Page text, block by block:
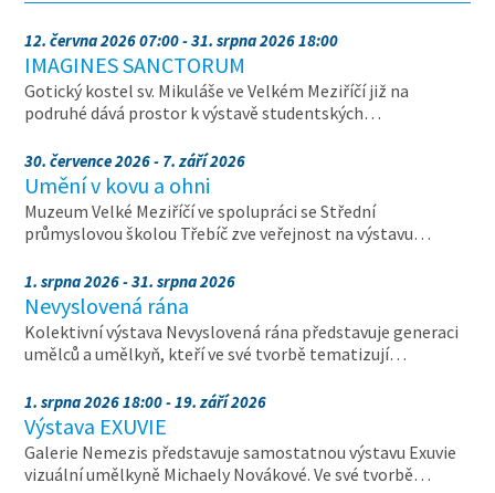
12. června 2026 07:00 - 31. srpna 2026 18:00
IMAGINES SANCTORUM
Gotický kostel sv. Mikuláše ve Velkém Meziříčí již na
podruhé dává prostor k výstavě studentských…
30. července 2026 - 7. září 2026
Umění v kovu a ohni
Muzeum Velké Meziříčí ve spolupráci se Střední
průmyslovou školou Třebíč zve veřejnost na výstavu…
1. srpna 2026 - 31. srpna 2026
Nevyslovená rána
Kolektivní výstava Nevyslovená rána představuje generaci
umělců a umělkyň, kteří ve své tvorbě tematizují…
1. srpna 2026 18:00 - 19. září 2026
Výstava EXUVIE
Galerie Nemezis představuje samostatnou výstavu Exuvie
vizuální umělkyně Michaely Novákové. Ve své tvorbě…